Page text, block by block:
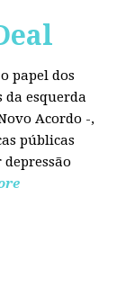
papel dos
esquerda
Acordo -,
públicas